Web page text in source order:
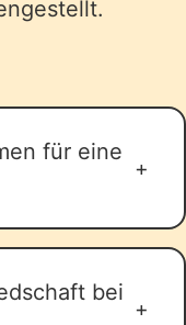
für eine
in
bei